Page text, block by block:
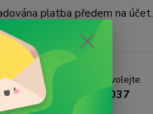
platba předem na účet.
Nevíte si rady? Zavolejte.
+420 737 737 037
(Po-Pá, 9-18 hod.)